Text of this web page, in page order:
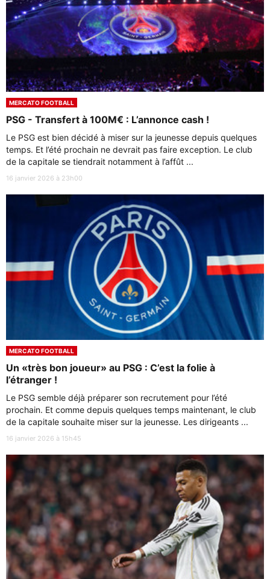
MERCATO FOOTBALL
PSG - Transfert à 100M€ : L’annonce cash !
Le PSG est bien décidé à miser sur la jeunesse depuis quelques
temps. Et l’été prochain ne devrait pas faire exception. Le club
de la capitale se tiendrait notamment à l’affût ...
16 janvier 2026 à 23h00
MERCATO FOOTBALL
Un «très bon joueur» au PSG : C’est la folie à
l’étranger !
Le PSG semble déjà préparer son recrutement pour l’été
prochain. Et comme depuis quelques temps maintenant, le club
de la capitale souhaite miser sur la jeunesse. Les dirigeants ...
16 janvier 2026 à 15h45